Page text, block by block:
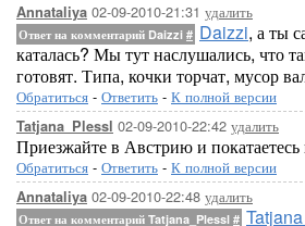
Annataliya 02-09-2010-21:31 удалить
Ответ на комментарий Daizzi # Daizzi, а ты
каталась? Мы тут наслушались, что
готовят. Типа, кочки торчат, мусор
Обратиться - Ответить - К полной версии
Tatjana_Plessl 02-09-2010-22:42 удалить
Приезжайте в Австрию и
Обратиться - Ответить - К полной версии
Annataliya 02-09-2010-22:48 удалить
Ответ на комментарий Tatjana_Plessl #